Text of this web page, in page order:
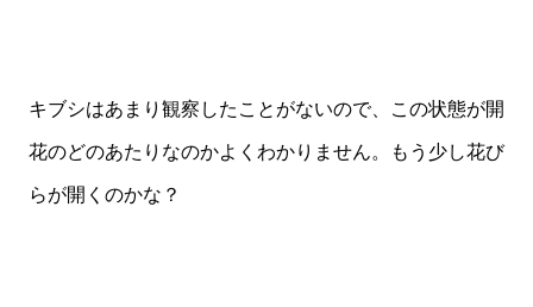
キブシはあまり観察したことがないので、この状態が開
花のどのあたりなのかよくわかりません。もう少し花び
らが開くのかな？